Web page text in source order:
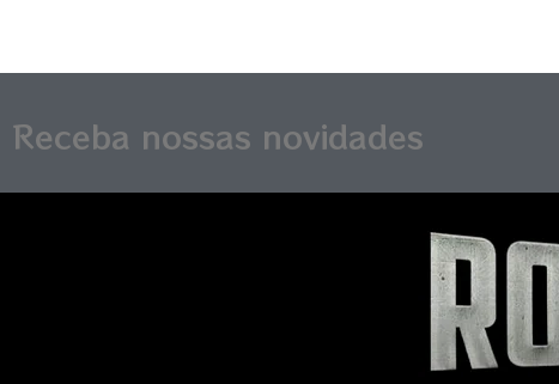
Receba nossas novidades